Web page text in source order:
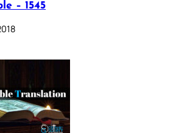
– 1545